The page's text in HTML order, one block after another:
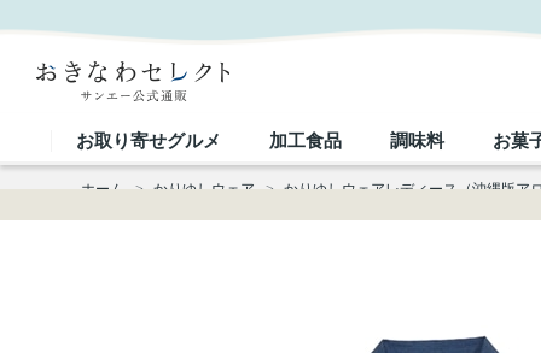
お取り寄せグルメ 加工食品 調味料 お菓
ホーム > かりゆしウェア > かりゆしウェアレディース（沖縄版ア